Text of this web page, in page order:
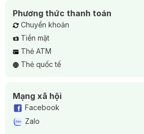
Phương thức thanh toán
Chuyển khoản
Tiền mặt
Thẻ ATM
Thẻ quốc tế
Mạng xã hội
Facebook
Zalo